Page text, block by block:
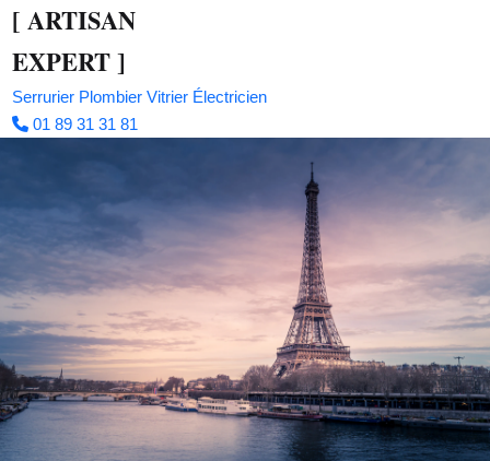
[ ARTISAN
EXPERT]
Serrurier Plombier Vitrier Électricien
01 89 31 31 81